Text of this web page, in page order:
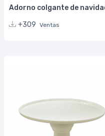
Adorno colgante de
+309 Ventas